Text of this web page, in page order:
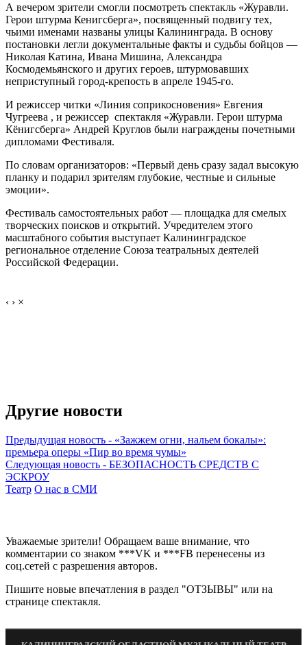
А вечером зрители смогли посмотреть спектакль «Журавли.
Герои штурма Кенигсберга», посвященный подвигу тех,
чьими именами названы улицы Калининграда. В основу
постановки легли документальные факты и судьбы бойцов —
Николая Катина, Ивана Мишина, Александра
Космодемьянского и других героев, штурмовавших
неприступный город-крепость в апреле 1945-го.
И режиссер читки «Линия соприкосновения» Евгения
Чугреева , и режиссер спектакля «Журавли. Герои штурма
Кёнигсберга» Андрей Круглов были награждены почетными
дипломами Фестиваля.
По словам организаторов: «Первый день сразу задал высокую
планку и подарил зрителям глубокие, честные и сильные
эмоции».
Фестиваль самостоятельных работ — площадка для смелых
творческих поисков и открытий. Учредителем этого
масштабного события выступает Калининградское
региональное отделение Союза театральных деятелей
Российской Федерации.
‹ › ×
Другие новости
Предыдущая новость - «Зажжем огни, нальем бокалы»:
премьера оперы «Пир во время чумы»
Следующая новость - БЕЗОПАСНОСТЬ СРЕДСТВ С
ЭСКРОУ
Театр О нас в СМИ
Уважаемые зрители! Обращаем ваше внимание, что
комментарии со знаком ***VK и ***FB перенесены из
соц.сетей с разрешения авторов.
Пишите новые впечатления в раздел "ОТЗЫВЫ" или на
странице спектакля.